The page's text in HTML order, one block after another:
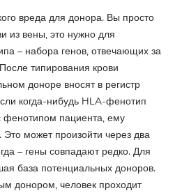
вреда для донора. Вы просто
из вены, это нужно для
– набора генов, отвечающих за
типирования крови
доноре вносят в регистр
когда-нибудь HLA-фенотип
фенотипом пациента, ему
может произойти через два
– гены совпадают редко. Для
база потенциальных доноров.
донором, человек проходит